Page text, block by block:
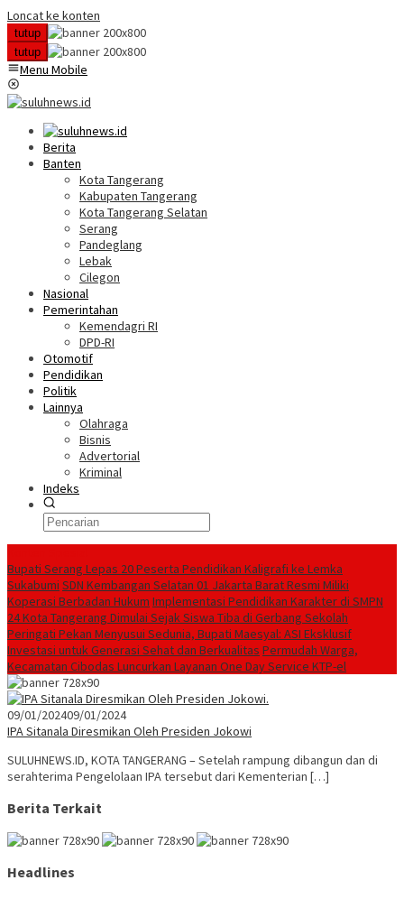
Loncat ke konten
tutup
tutup
Menu Mobile
Berita
Banten
Kota Tangerang
Kabupaten Tangerang
Kota Tangerang Selatan
Serang
Pandeglang
Lebak
Cilegon
Nasional
Pemerintahan
Kemendagri RI
DPD-RI
Otomotif
Pendidikan
Politik
Lainnya
Olahraga
Bisnis
Advertorial
Kriminal
Indeks
Bupati Serang Lepas 20 Peserta Pendidikan Kaligrafi ke Lemka
Sukabumi SDN Kembangan Selatan 01 Jakarta Barat Resmi Miliki
Koperasi Berbadan Hukum Implementasi Pendidikan Karakter di SMPN
24 Kota Tangerang Dimulai Sejak Siswa Tiba di Gerbang Sekolah
Peringati Pekan Menyusui Sedunia, Bupati Maesyal: ASI Eksklusif
Investasi untuk Generasi Sehat dan Berkualitas Permudah Warga,
Kecamatan Cibodas Luncurkan Layanan One Day Service KTP-el
09/01/202409/01/2024
IPA Sitanala Diresmikan Oleh Presiden Jokowi
SULUHNEWS.ID, KOTA TANGERANG – Setelah rampung dibangun dan di
serahterima Pengelolaan IPA tersebut dari Kementerian […]
Berita Terkait
Headlines